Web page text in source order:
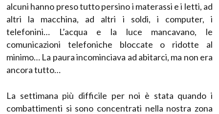
alcuni hanno preso tutto persino i materassi e i letti, ad
altri la macchina, ad altri i soldi, i computer, i
telefonini… L’acqua e la luce mancavano, le
comunicazioni telefoniche bloccate o ridotte al
minimo… La paura incominciava ad abitarci, ma non era
ancora tutto…
La settimana più difficile per noi è stata quando i
combattimenti si sono concentrati nella nostra zona